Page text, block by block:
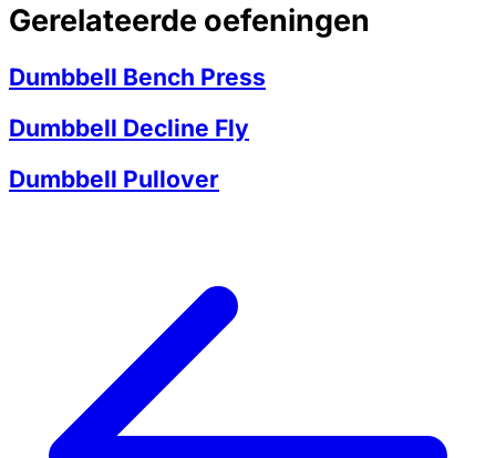
Gerelateerde oefeningen
Dumbbell Bench Press
Dumbbell Decline Fly
Dumbbell Pullover